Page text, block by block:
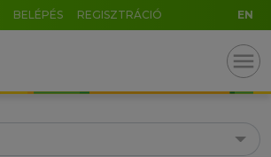
BELÉPÉS REGISZTRÁCIÓ EN
menu